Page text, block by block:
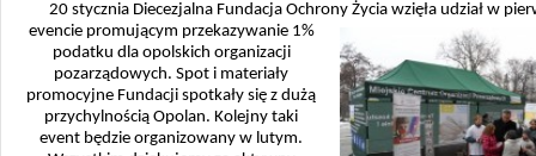
20 stycznia Diecezjalna Fundacja Ochrony Życia wzięła udział w
evencie promującym przekazywanie 1%
podatku dla opolskich organizacji
pozarządowych. Spot i materiały
promocyjne Fundacji spotkały się z dużą
przychylnością Opolan. Kolejny taki
event będzie organizowany w lutym.